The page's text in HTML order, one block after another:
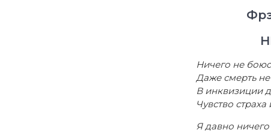
Ничего не
Даже смерть
В инквизиции
Чувство
Я давно